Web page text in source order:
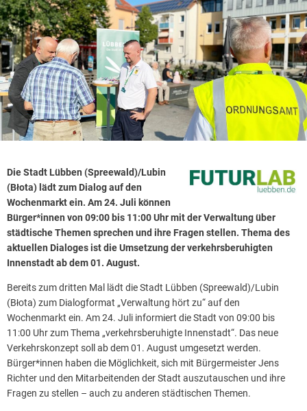
Die Stadt Lübben (Spreewald)/Lubin
(Błota) lädt zum Dialog auf den
Wochenmarkt ein. Am 24. Juli können
Bürger*innen von 09:00 bis 11:00 Uhr mit der Verwaltung über
städtische Themen sprechen und ihre Fragen stellen. Thema des
aktuellen Dialoges ist die Umsetzung der verkehrsberuhigten
Innenstadt ab dem 01. August.
Bereits zum dritten Mal lädt die Stadt Lübben (Spreewald)/Lubin
(Błota) zum Dialogformat „Verwaltung hört zu“ auf den
Wochenmarkt ein. Am 24. Juli informiert die Stadt von 09:00 bis
11:00 Uhr zum Thema „verkehrsberuhigte Innenstadt“. Das neue
Verkehrskonzept soll ab dem 01. August umgesetzt werden.
Bürger*innen haben die Möglichkeit, sich mit Bürgermeister Jens
Richter und den Mitarbeitenden der Stadt auszutauschen und ihre
Fragen zu stellen – auch zu anderen städtischen Themen.